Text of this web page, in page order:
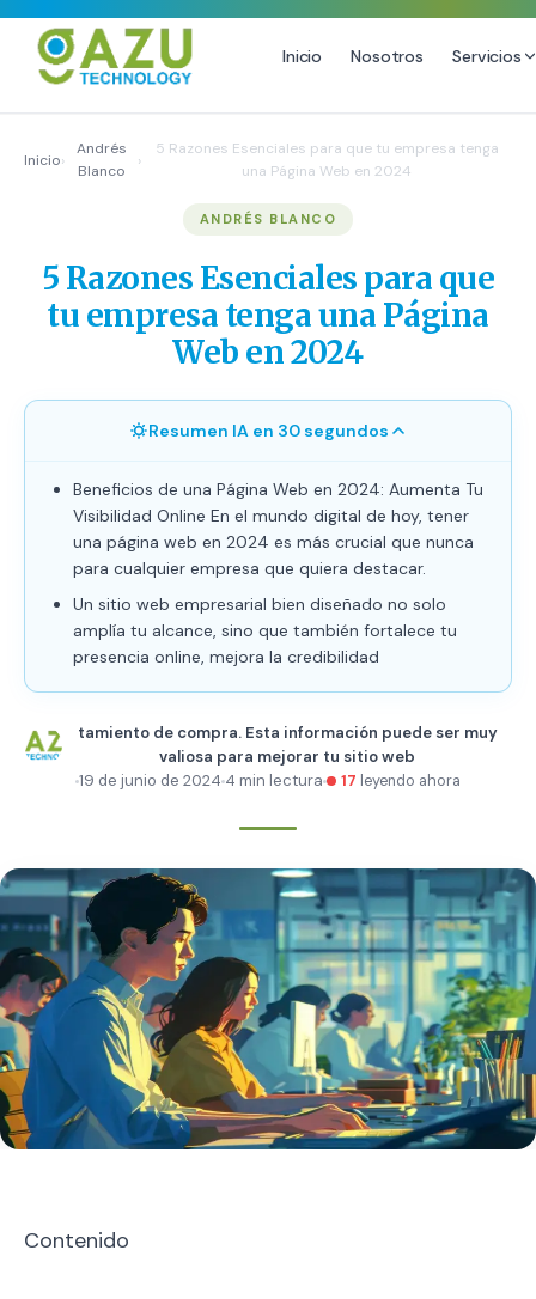
Inicio Nosotros Servicios
Email Marketing y SMS
Growth Youtube ↗
Producción de Videos
Inicio›
Andrés
Blanco
›
5 Razones Esenciales para que tu empresa tenga
una Página Web en 2024
ANDRÉS BLANCO
5 Razones Esenciales para que
tu empresa tenga una Página
Web en 2024
Resumen IA en 30 segundos
Beneficios de una Página Web en 2024: Aumenta Tu
Visibilidad Online En el mundo digital de hoy, tener
una página web en 2024 es más crucial que nunca
para cualquier empresa que quiera destacar.
Un sitio web empresarial bien diseñado no solo
amplía tu alcance, sino que también fortalece tu
presencia online, mejora la credibilidad
tamiento de compra. Esta información puede ser muy
valiosa para mejorar tu sitio web
19 de junio de 2024 4 min lectura 17 leyendo ahora
Contenido